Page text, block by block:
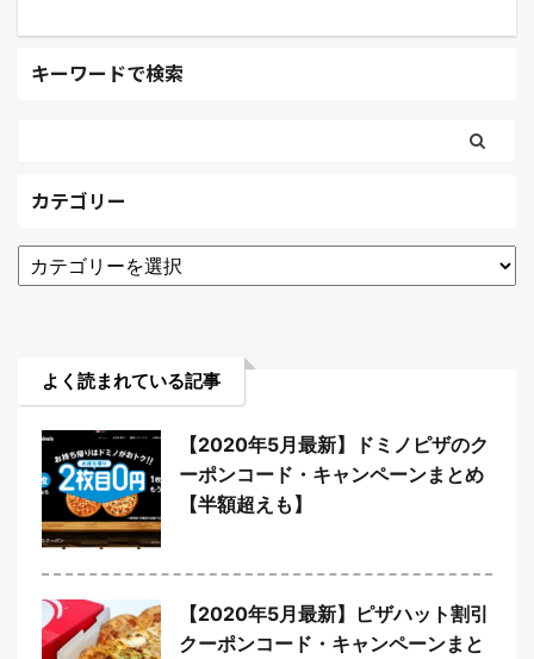
キーワードで検索
カテゴリー
よく読まれている記事
【2020年5月最新】ドミノピザのク
ーポンコード・キャンペーンまとめ
【半額超えも】
【2020年5月最新】ピザハット割引
クーポンコード・キャンペーンまと